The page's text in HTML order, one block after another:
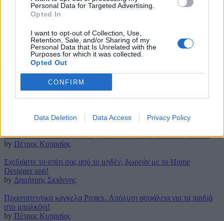
Personal Data for Targeted Advertising.
Opted In
I want to opt-out of Collection, Use,
Retention, Sale, and/or Sharing of my
Personal Data that Is Unrelated with the
Purposes for which it was collected.
Opted Out
CONFIRM
Data Deletion Data Access Privacy Policy
Σ’ αυτό το εντυπωσιακό σπίτι θα μείνει ο Ομπάμα μετά το
Ο Μπαράκ Ομπάμα μετράει αντίστροφα για το τέλος της θητείας
του ως πρόεδρος της Αμερικής και φυσικά όπως …
12 Ιουλίου 2016
Μάρθα Κατσαρού
Τέλος για πάντα στο (βαρετό) σιδέρωμα με την ρομποτική Effie!
by Πέτρος Κυπραίος
Σχεδιάστε το σπίτι σας από το μηδέν, δωρεάν με το Home
Designer app!
by Δημήτρης Σκιάννης
Προστατευτικά κάγκελα Protex. Απόλυτη ασφάλεια για τα παιδιά
στο μπαλκόνι!
by Πέτρος Κυπραίος